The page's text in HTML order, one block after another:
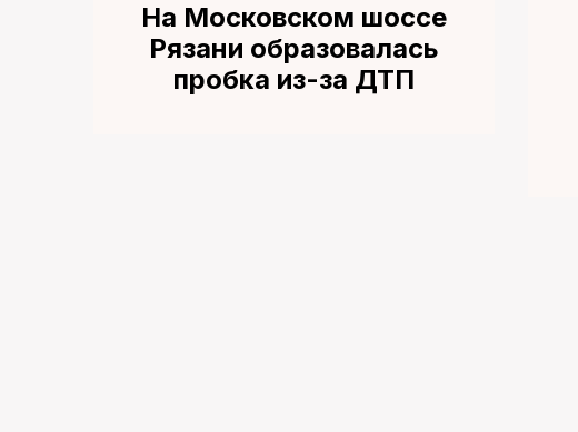
На Московском шоссе
Рязани образовалась
пробка из-за ДТП